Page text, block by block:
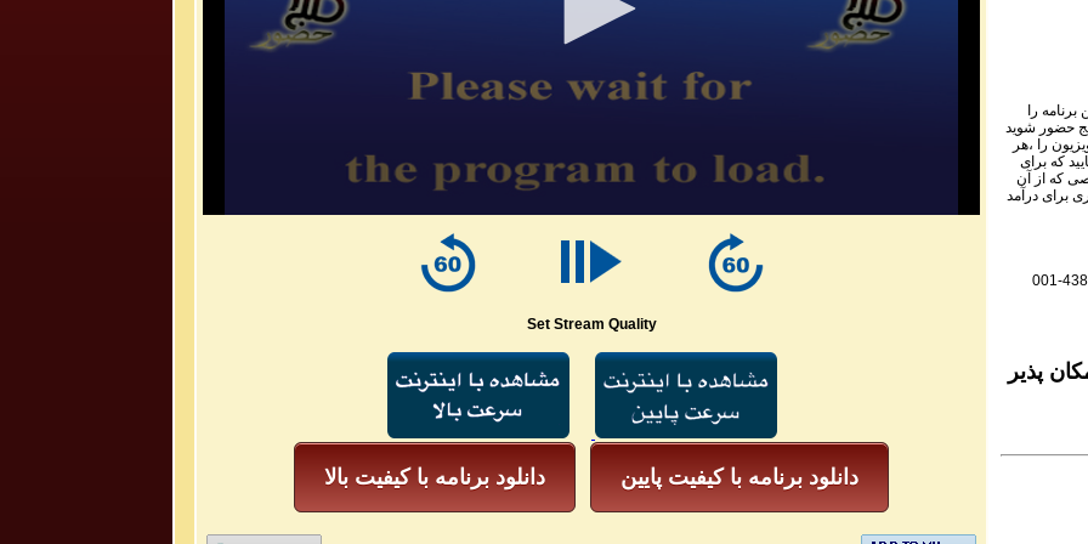
Set Stream Quality
دانلود برنامه با کیفیت بالا دانلود برنامه با کیفیت پایین
را
حضور شوید
را ،هر
که برای
که از آن
برای درآمد
001-
پذیر